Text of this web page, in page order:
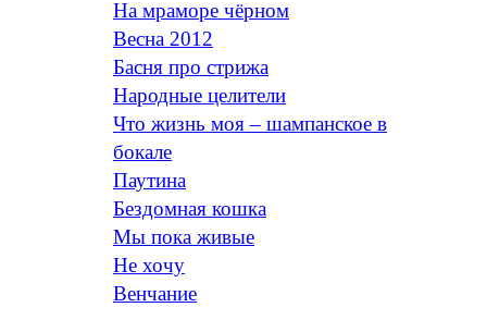
На мраморе чёрном
Весна 2012
Басня про стрижа
Народные целители
Что жизнь моя – шампанское в
бокале
Паутина
Бездомная кошка
Мы пока живые
Не хочу
Венчание